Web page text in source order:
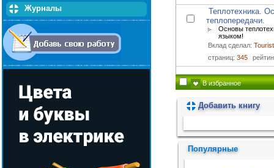
Журналы
Теплотехника.
теплопередачи.
Основы
языком!
Вклад сделал: Tourist
страниц: 345
В избранное
Добавить книгу
Популярные